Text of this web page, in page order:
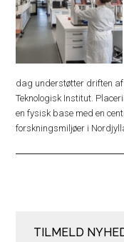
dag understøtter driften
Teknologisk Institut.
en fysisk base med en
forskningsmiljøer i
TILMELD